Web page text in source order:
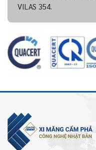
VILAS 354.